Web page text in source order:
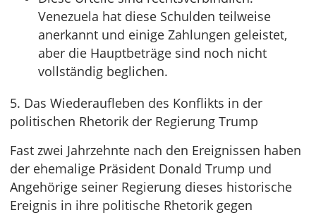
Venezuela hat diese Schulden teilweise
anerkannt und einige Zahlungen geleistet,
aber die Hauptbeträge sind noch nicht
vollständig beglichen.
5. Das Wiederaufleben des Konflikts in der
politischen Rhetorik der Regierung Trump
Fast zwei Jahrzehnte nach den Ereignissen haben
der ehemalige Präsident Donald Trump und
Angehörige seiner Regierung dieses historische
Ereignis in ihre politische Rhetorik gegen